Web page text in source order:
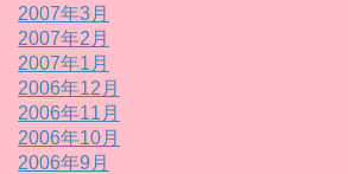
2007年3月
2007年2月
2007年1月
2006年12月
2006年11月
2006年10月
2006年9月